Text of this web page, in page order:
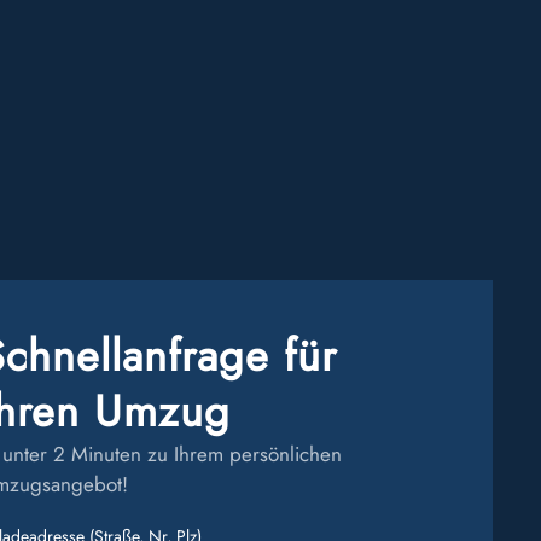
für
Umzug
2 Minuten zu Ihrem persönlichen
(Straße, Nr, Plz)